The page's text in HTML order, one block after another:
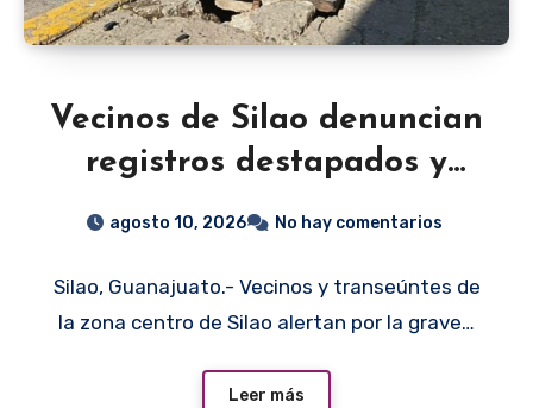
Vecinos de Silao denuncian
registros destapados y
banquetas dañadas en el
agosto 10, 2026 No hay comentarios
Silao, Guanajuato.- Vecinos y transeúntes de
la zona centro de Silao alertan por la grave…
Leer más